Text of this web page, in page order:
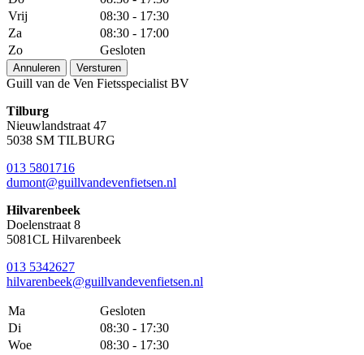
Vrij
08:30 - 17:30
Za
08:30 - 17:00
Zo
Gesloten
Annuleren Versturen
Guill van de Ven Fietsspecialist BV
Tilburg
Nieuwlandstraat 47
5038 SM TILBURG
013 5801716
dumont@guillvandevenfietsen.nl
Hilvarenbeek
Doelenstraat 8
5081CL Hilvarenbeek
013 5342627
hilvarenbeek@guillvandevenfietsen.nl
Ma
Gesloten
Di
08:30 - 17:30
Woe
08:30 - 17:30